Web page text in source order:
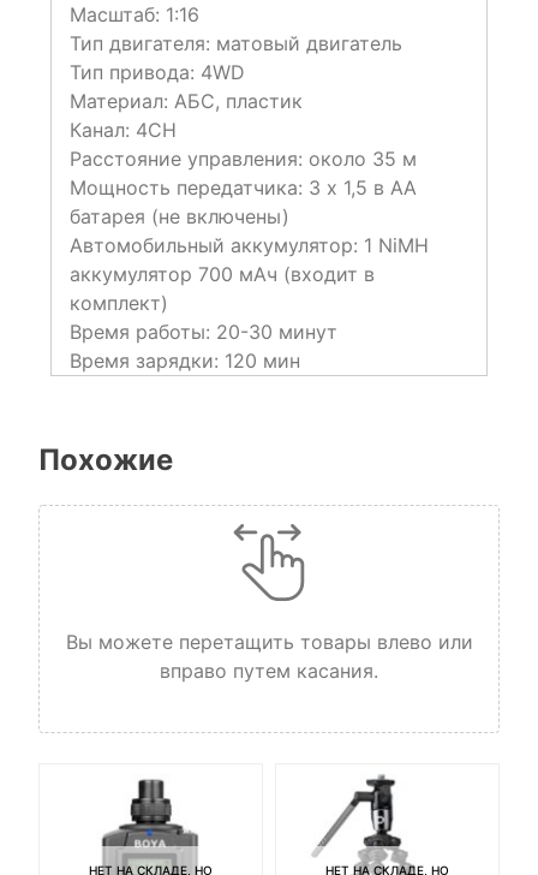
Масштаб: 1:16
Тип двигателя: матовый двигатель
Тип привода: 4WD
Материал: АБС, пластик
Канал: 4CH
Расстояние управления: около 35 м
Мощность передатчика: 3 х 1,5 в AA
батарея (не включены)
Автомобильный аккумулятор: 1 NiMH
аккумулятор 700 мАч (входит в
комплект)
Время работы: 20-30 минут
Время зарядки: 120 мин
Похожие
Вы можете перетащить товары влево или
вправо путем касания.
НЕТ НА СКЛАДЕ, НО
НЕТ НА СКЛАДЕ, НО